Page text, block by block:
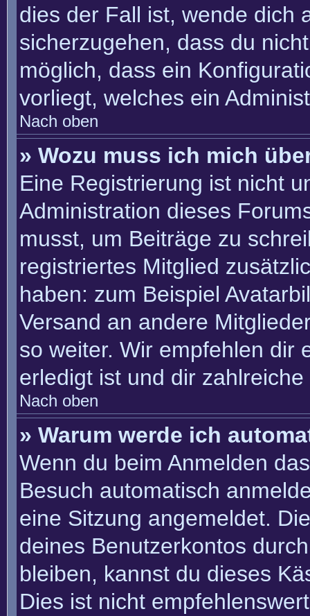
dies der Fall ist, wende dich
sicherzugehen, dass du
möglich, dass ein
vorliegt, welches ein
Nach oben
» Wozu muss ich mich
Eine Registrierung ist nicht
Administration dieses
musst, um Beiträge zu
registriertes Mitglied
haben: zum Beispiel
Versand an andere
so weiter. Wir empfehlen dir
erledigt ist und dir
Nach oben
» Warum werde ich
Wenn du beim Anmelden
Besuch automatisch
eine Sitzung angemeldet.
deines Benutzerkontos
bleiben, kannst du dieses
Dies ist nicht